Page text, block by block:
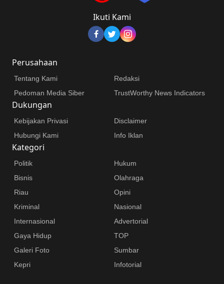
Ikuti Kami
Perusahaan
Tentang Kami
Redaksi
Pedoman Media Siber
TrustWorthy News Indicators
Dukungan
Kebijakan Privasi
Disclaimer
Hubungi Kami
Info Iklan
Kategori
Politik
Hukum
Bisnis
Olahraga
Riau
Opini
Kriminal
Nasional
Internasional
Advertorial
Gaya Hidup
TOP
Galeri Foto
Sumbar
Kepri
Infotorial